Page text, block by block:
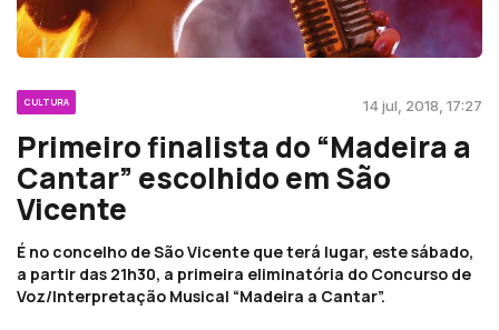
CULTURA 14 jul, 2018, 17:27
Primeiro finalista do “Madeira a
Cantar” escolhido em São
Vicente
É no concelho de São Vicente que terá lugar, este sábado,
a partir das 21h30, a primeira eliminatória do Concurso de
Voz/Interpretação Musical “Madeira a Cantar”.